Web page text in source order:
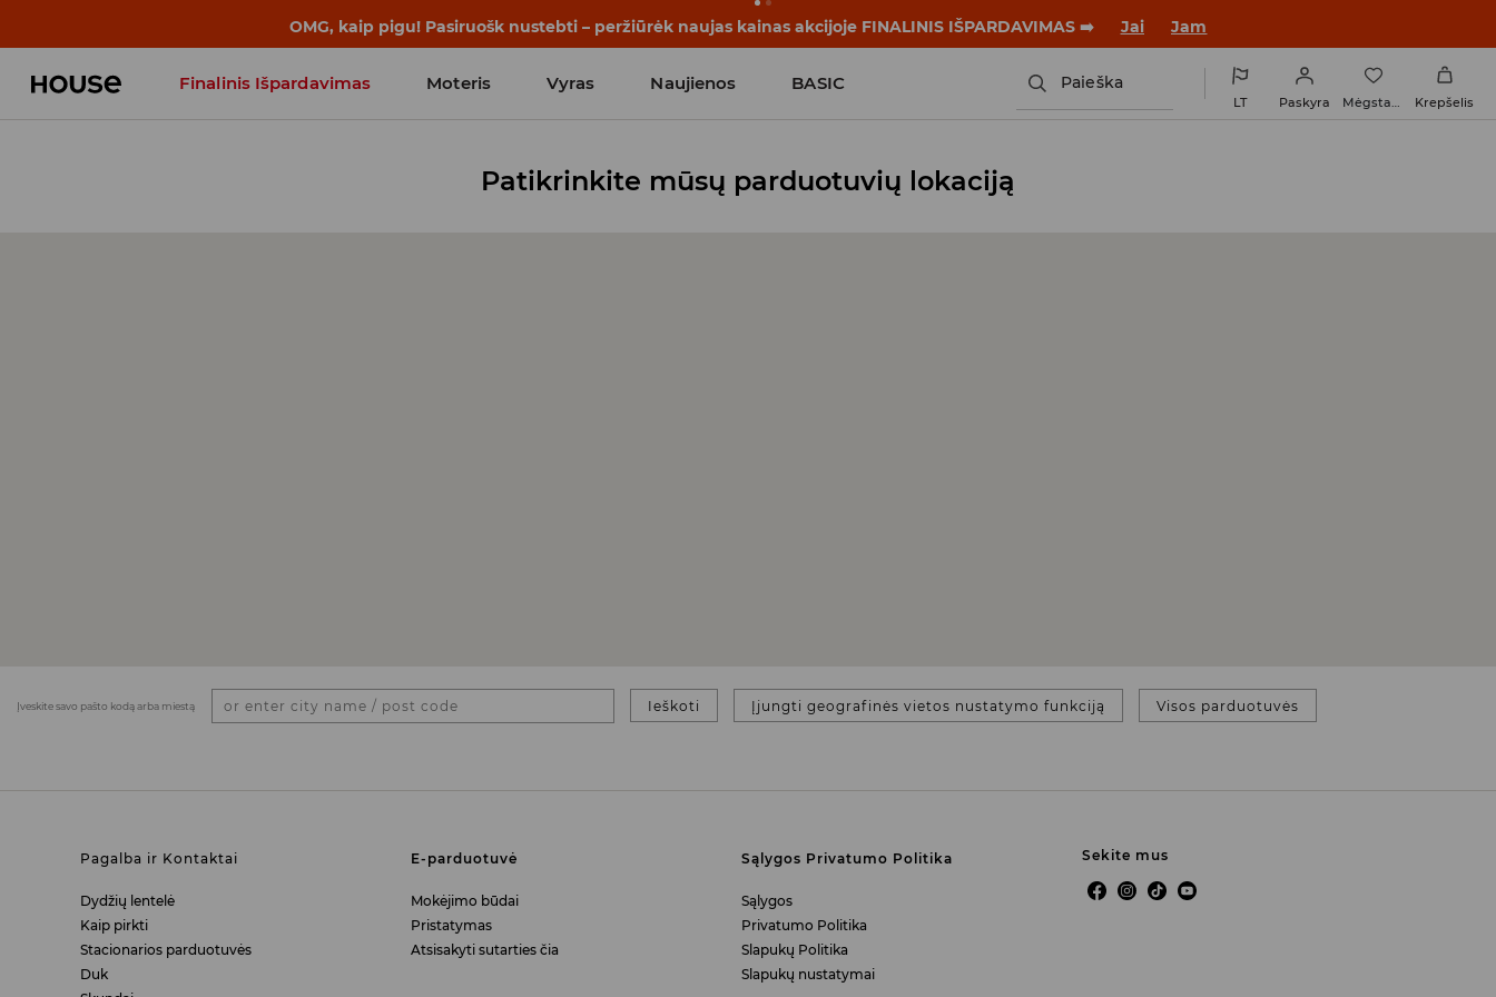
OMG, kaip pigu! Pasiruošk nustebti – peržiūrėk naujas kainas akcijoje FINALINIS IŠPARDAVIMAS ➡️ Jai Jam
Finalinis Išpardavimas Moteris Vyras Naujienos BASIC Paieška
LT Paskyra Mėgstamiausi Krepšelis
Patikrinkite mūsų parduotuvių lokaciją
Įveskite savo pašto kodą arba miestą Ieškoti Įjungti geografinės vietos nustatymo funkciją Visos parduotuvės
Pagalba ir Kontaktai
Dydžių lentelė
Kaip pirkti
Stacionarios parduotuvės
Duk
E-parduotuvė
Mokėjimo būdai
Pristatymas
Atsisakyti sutarties čia
Sąlygos Privatumo Politika
Sąlygos
Privatumo Politika
Slapukų Politika
Slapukų nustatymai
Sekite mus